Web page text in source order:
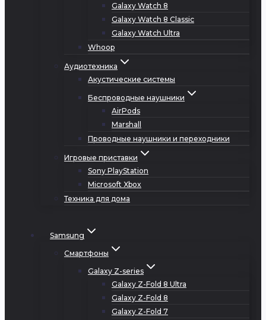
Galaxy Watch 8
Galaxy Watch 8 Classic
Galaxy Watch Ultra
Whoop
Аудиотехника
Акустические системы
Беспроводные наушники
AirPods
Marshall
Проводные наушники и переходники
Игровые приставки
Sony PlayStation
Microsoft Xbox
Техника для дома
Samsung
Смартфоны
Galaxy Z-series
Galaxy Z-Fold 8 Ultra
Galaxy Z-Fold 8
Galaxy Z-Fold 7